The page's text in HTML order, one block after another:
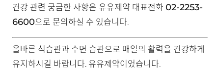
건강 관련 궁금한 사항은 유유제약 대표전화 02-2253-
6600으로 문의하실 수 있습니다.
올바른 식습관과 수면 습관으로 매일의 활력을 건강하게
유지하시길 바랍니다. 유유제약이었습니다.